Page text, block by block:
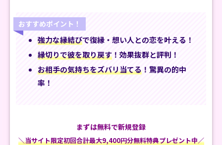
おすすめポイント！
強力な縁結びで復縁・想い人との恋を叶える！
縁切りで彼を取り戻す ！効果抜群と評判！
お相手の気持ちをズバリ当てる ！驚異の的中
率！
まずは無料で新規登録
＼当サイト限定初回合計最大9,400円分無料特典プレゼント中／